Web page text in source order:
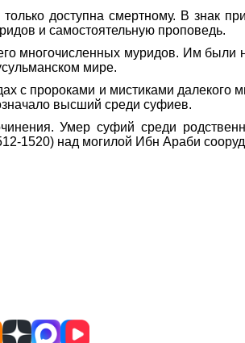
доступна смертному. В знак
и самостоятельную проповедь.
многочисленных муридов. Им были
мире.
с пророками и мистиками
высший среди суфиев.
Умер суфий среди
1520) над могилой Ибн Араби